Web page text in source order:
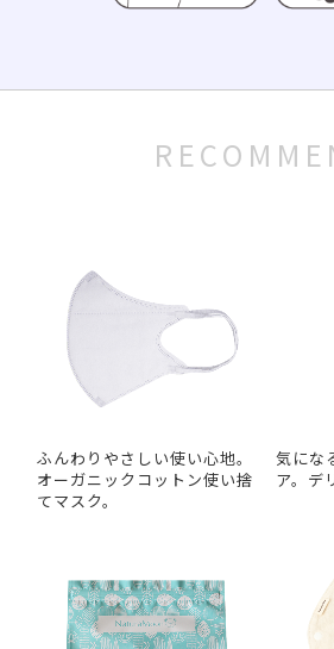
ふんわりやさしい使い心地。
オーガニックコットン使い捨
てマスク。
気にな
ア。デ